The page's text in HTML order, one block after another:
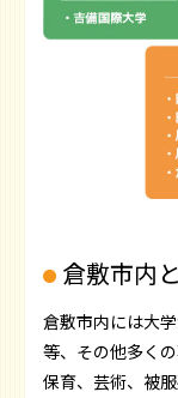
倉敷市内
倉敷市内には大
等、その他多く
保育、芸術、被